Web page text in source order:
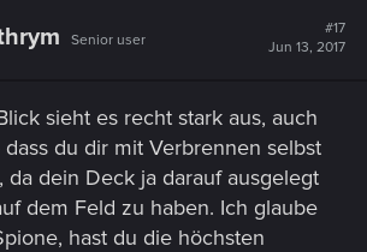
Senior user
#17
Jun 13, 2017
sieht es recht stark aus, auch
du dir mit Verbrennen selbst
da dein Deck ja darauf ausgelegt
dem Feld zu haben. Ich glaube
hast du die höchsten